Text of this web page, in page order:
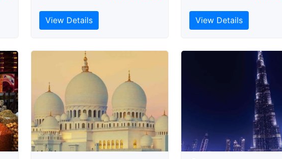
View Details View Details